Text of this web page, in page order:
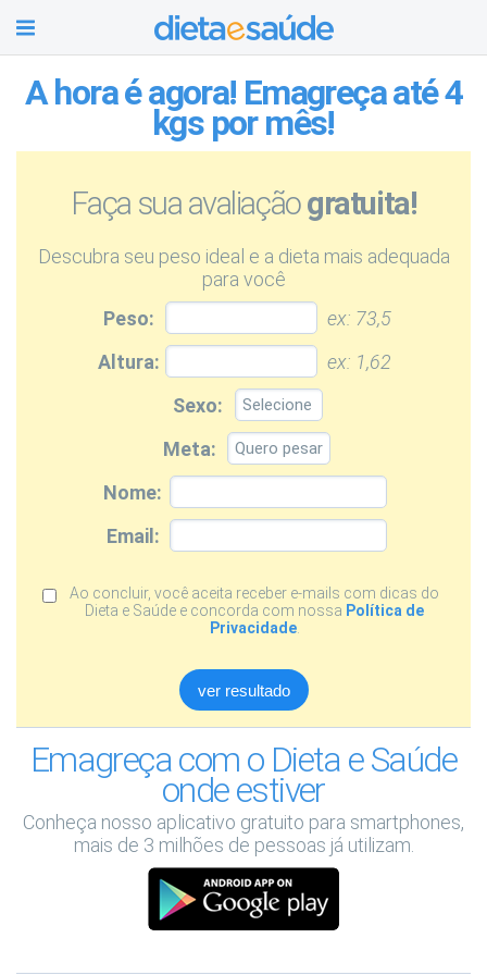
A hora é agora! Emagreça até 4
kgs por mês!
Faça sua avaliaçãogratuita!
Descubra seu peso ideal e a dieta mais adequada
para você
Peso:
ex: 73,5
Altura:
ex: 1,62
Sexo:
Meta:
Nome:
Email:
Ao concluir, você aceita receber e-mails com dicas do
Dieta e Saúde e concorda com nossa Política de
Privacidade.
Emagreça com o Dieta e Saúde
onde estiver
Conheça nosso aplicativo gratuito para smartphones,
mais de 3 milhões de pessoas já utilizam.